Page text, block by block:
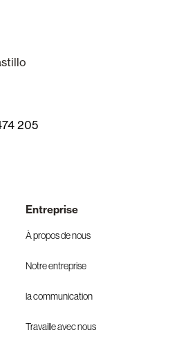
205
Entreprise
À propos de nous
Notre entreprise
la communication
Travaille avec nous